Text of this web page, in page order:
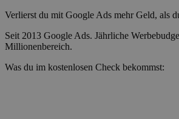
Verlierst du mit Google Ads mehr Geld, als
Seit 2013 Google Ads. Jährliche
Millionenbereich.
Was du im kostenlosen Check bekommst: